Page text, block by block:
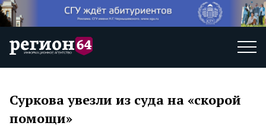
Суркова увезли из суда на «скорой
помощи»